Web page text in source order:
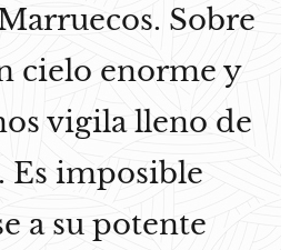
Sobre
cielo enorme y
vigila lleno de
Es imposible
a su potente